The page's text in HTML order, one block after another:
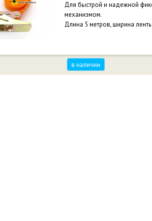
Для быстрой и надежной
механизмом.
Длина 5 метров, ширина
в наличии